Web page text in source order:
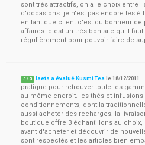
sont très attractifs, on a le choix entre
d'occasions. je n'est pas encore testé
en tant que client c'est du bonheur de
affaires. c'est un très bon site qu'il
régulièrement pour pouvoir faire de
5 / 5 laets a évalué Kusmi Tea le18/12/2011
pratique pour retrouver toute les
au même endroit. les thés et
conditionnements, dont la
aussi acheter des recharges. la
boutique offre 3 échantillons au
avant d'acheter et découvrir de
sont respectés et les articles bien